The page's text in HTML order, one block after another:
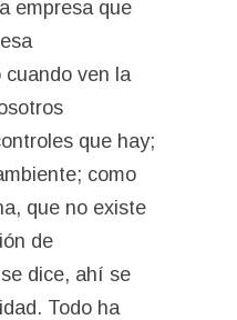
empresa que
ven la
que hay;
como
que no existe
de
dice, ahí se
Todo ha